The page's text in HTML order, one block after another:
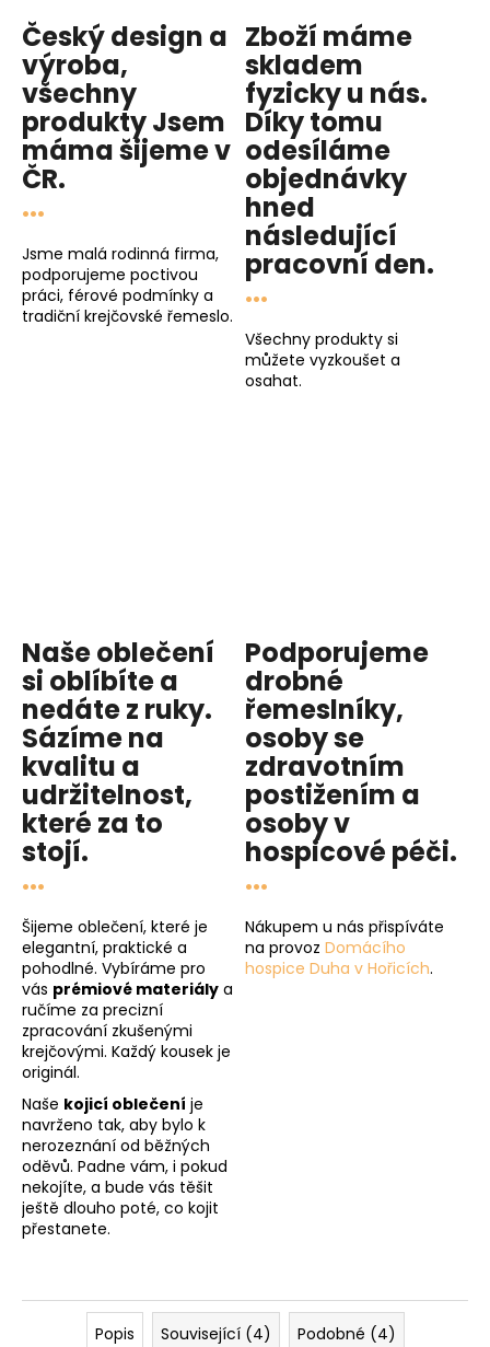
Český design a
výroba,
všechny
produktyJsem
mámašijeme v
ČR.
...
Jsme malá rodinná firma,
podporujeme poctivou
práci, férové podmínky a
tradiční krejčovské řemeslo.
Zboží máme
skladem
fyzicky u nás.
Díky tomu
odesíláme
objednávky
hned
následující
pracovní den.
...
Všechny produkty si
můžete vyzkoušet a
osahat.
Naše oblečení
si oblíbíte a
nedáte z ruky.
Sázíme na
kvalitu a
udržitelnost,
které za to
stojí.
...
Šijeme oblečení, které je
elegantní, praktické a
pohodlné. Vybíráme pro
vás prémiové materiály a
ručíme za precizní
zpracování zkušenými
krejčovými. Každý kousek je
originál.
Naše kojicí oblečení je
navrženo tak, aby bylo k
nerozeznání od běžných
oděvů. Padne vám, i pokud
nekojíte, a bude vás těšit
ještě dlouho poté, co kojit
přestanete.
Podporujeme
drobné
řemeslníky,
osoby se
zdravotním
postižením a
osoby v
hospicové péči.
...
Nákupem u nás přispíváte
na provoz Domácího
hospice Duha v Hořicích.
Popis Související (4)
Podobné (4)